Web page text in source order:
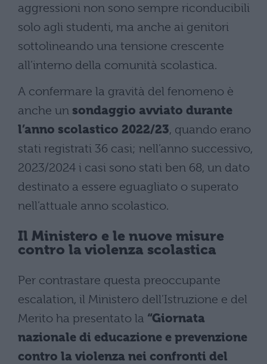
aggressioni non sono sempre riconducibili
solo agli studenti, ma anche ai genitori
sottolineando una tensione crescente
all’interno della comunità scolastica.
A confermare la gravità del fenomeno è
anche un sondaggio avviato durante
l’anno scolastico 2022/23, quando erano
stati registrati 36 casi; nell’anno successivo,
2023/2024 i casi sono stati ben 68, un dato
destinato a essere eguagliato o superato
nell’attuale anno scolastico.
Il Ministero e le nuove misure
contro la violenza scolastica
Per contrastare questa preoccupante
escalation, il Ministero dell’Istruzione e del
Merito ha presentato la “Giornata
nazionale di educazione e prevenzione
contro la violenza nei confronti del